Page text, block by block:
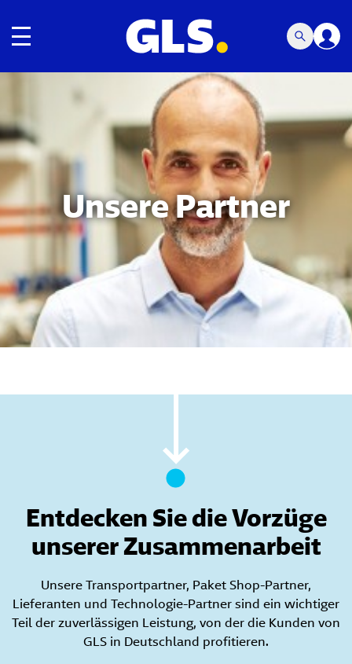
Umschalten der Navigation
Unsere Partner
Entdecken Sie die Vorzüge
unserer Zusammenarbeit
Unsere Transportpartner, Paket Shop-Partner,
Lieferanten und Technologie-Partner sind ein wichtiger
Teil der zuverlässigen Leistung, von der die Kunden von
GLS in Deutschland profitieren.